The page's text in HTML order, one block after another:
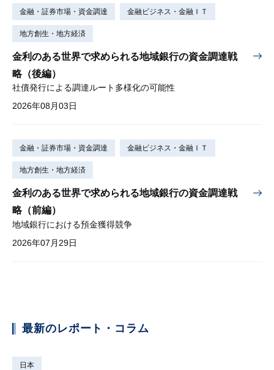
金融・証券市場・資金調達 金融ビジネス・金融ＩＴ
地方創生・地方経済
金利のある世界で求められる地域銀行の資金調達戦
略（後編）
社債発行による調達ルート多様化の可能性
2026年08月03日
金融・証券市場・資金調達 金融ビジネス・金融ＩＴ
地方創生・地方経済
金利のある世界で求められる地域銀行の資金調達戦
略（前編）
地域銀行における預金獲得競争
2026年07月29日
最新のレポート・コラム
日本